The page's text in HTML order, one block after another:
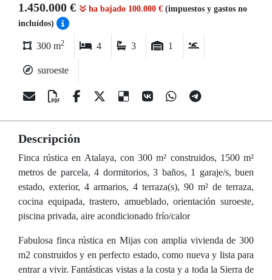
1.450.000 € ha bajado 100.000 € (impuestos y gastos no
incluídos)
300 m2 4 3 1
suroeste
Descripción
Finca rústica en Atalaya, con 300 m² construidos, 1500 m²
metros de parcela, 4 dormitorios, 3 baños, 1 garaje/s, buen
estado, exterior, 4 armarios, 4 terraza(s), 90 m² de terraza,
cocina equipada, trastero, amueblado, orientación suroeste,
piscina privada, aire acondicionado frío/calor
Fabulosa finca rústica en Mijas con amplia vivienda de 300
m2 construidos y en perfecto estado, como nueva y lista para
entrar a vivir. Fantásticas vistas a la costa y a toda la Sierra de